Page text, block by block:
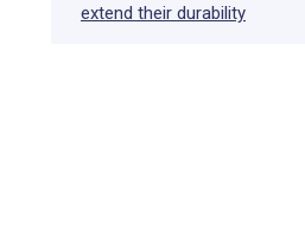
extend their durability